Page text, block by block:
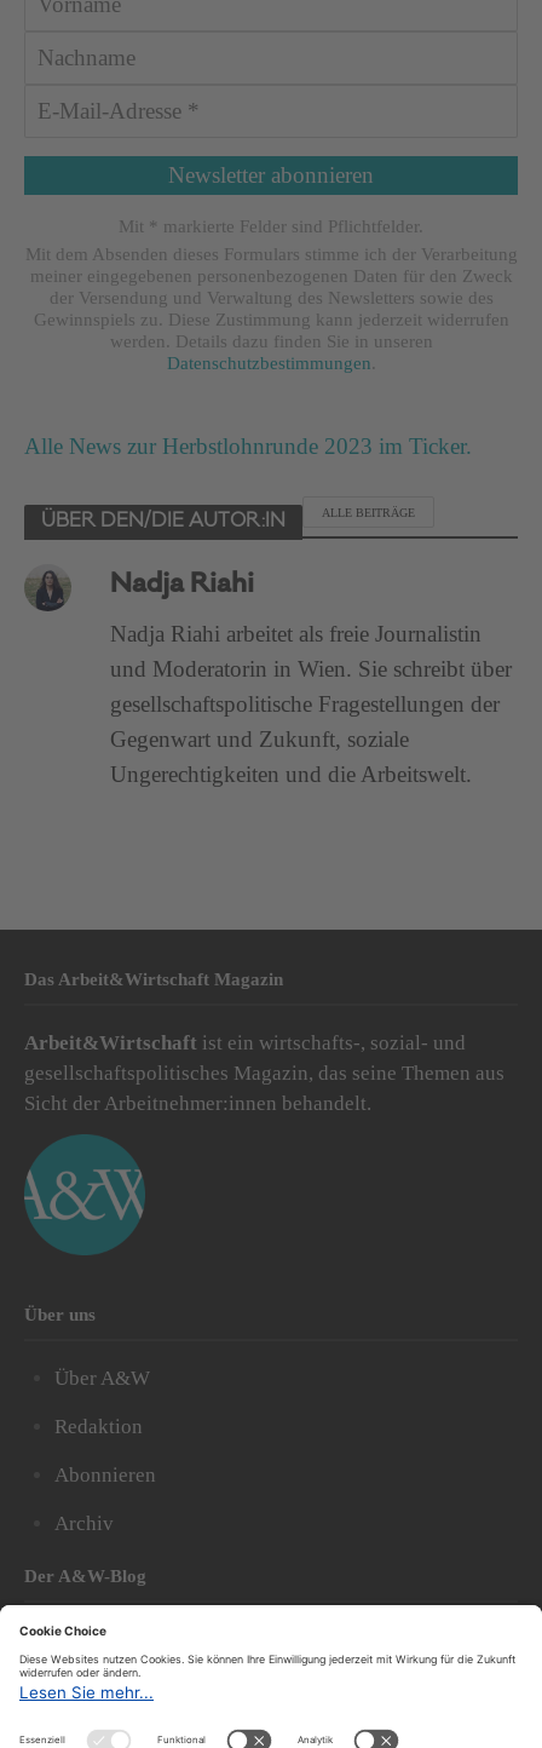
Mit * markierte Felder sind Pflichtfelder.
Mit dem Absenden dieses Formulars stimme ich der Verarbeitung
meiner eingegebenen personenbezogenen Daten für den Zweck
der Versendung und Verwaltung des Newsletters sowie des
Gewinnspiels zu. Diese Zustimmung kann jederzeit widerrufen
werden. Details dazu finden Sie in unseren
Datenschutzbestimmungen.
Alle News zur Herbstlohnrunde 2023 im Ticker.
ÜBER DEN/DIE AUTOR:IN
ALLE BEITRÄGE
Nadja Riahi
Nadja Riahi arbeitet als freie Journalistin
und Moderatorin in Wien. Sie schreibt über
gesellschaftspolitische Fragestellungen der
Gegenwart und Zukunft, soziale
Ungerechtigkeiten und die Arbeitswelt.
Das Arbeit&Wirtschaft Magazin
Arbeit&Wirtschaft ist ein wirtschafts-, sozial- und
gesellschaftspolitisches Magazin, das seine Themen aus
Sicht der Arbeitnehmer:innen behandelt.
Über uns
Über A&W
Redaktion
Abonnieren
Archiv
Der A&W-Blog
DerA&W-Blog
hat sich in den vergangenen Jahren zu einem der
bedeutendsten politischen Blogs in Österreich
entwickelt.